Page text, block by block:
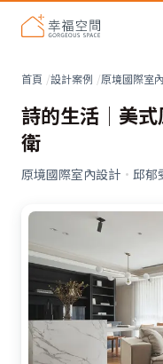
首頁 設計案例 原境國際室
詩的生活│美
衛
原境國際室內設計 · 邱郁